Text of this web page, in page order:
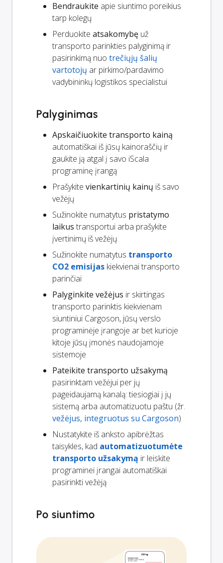
Bendraukite apie siuntimo poreikius
tarp kolegų
Perduokite atsakomybę už
transporto parinkties palyginimą ir
pasirinkimą nuo trečiųjų šalių
vartotojų ar pirkimo/pardavimo
vadybininkų logistikos specialistui
Palyginimas
Apskaičiuokite transporto kainą
automatiškai iš jūsų kainoraščių ir
gaukite ją atgal į savo iScala
programinę įrangą
Prašykite vienkartinių kainų iš savo
vežėjų
Sužinokite numatytus pristatymo
laikus transportui arba prašykite
įvertinimų iš vežėjų
Sužinokite numatytus transporto
CO2 emisijas kiekvienai transporto
parinčiai
Palyginkite vežėjus ir skirtingas
transporto parinktis kiekvienam
siuntiniui Cargoson, jūsų verslo
programinėje įrangoje ar bet kurioje
kitoje jūsų įmonės naudojamoje
sistemoje
Pateikite transporto užsakymą
pasirinktam vežėjui per jų
pageidaujamą kanalą: tiesiogiai į jų
sistemą arba automatizuotu paštu (žr.
vežėjus, integruotus su Cargoson)
Nustatykite iš anksto apibrėžtas
taisykles, kad automatizuotumėte
transporto užsakymą ir leiskite
programinei įrangai automatiškai
pasirinkti vežėją
Po siuntimo